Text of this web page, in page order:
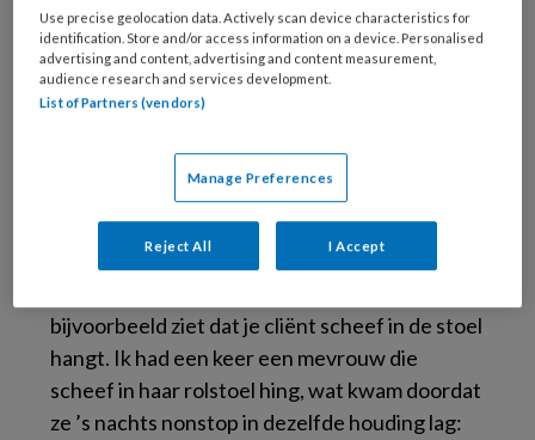
adviseer ik hulpmiddelen. De ergotherapeut
en ergocoach worden nogal eens door elkaar
gehaald. Vooral als iemand “ergo” zegt, want
welke bedoel je dan?’
Wanneer schakel je als verzorgende een
ergotherapeut in?
‘Als je ziet dat je cliënt opeens een bepaalde
bijvoorbeeld ziet dat je cliënt scheef in de stoel
hangt. Ik had een keer een mevrouw die
scheef in haar rolstoel hing, wat kwam doordat
ze ’s nachts nonstop in dezelfde houding lag:
Use precise geolocation data. Actively scan device characteristics for
identification. Store and/or access information on a device. Personalised
advertising and content, advertising and content measurement,
audience research and services development.
List of Partners (vendors)
Manage Preferences
Reject All I Accept